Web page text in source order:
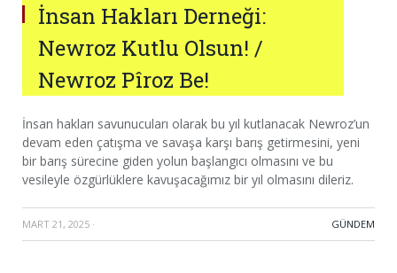
İnsan Hakları Derneği:
Newroz Kutlu Olsun! /
Newroz Pîroz Be!
İnsan hakları savunucuları olarak bu yıl kutlanacak Newroz’un
devam eden çatışma ve savaşa karşı barış getirmesini, yeni
bir barış sürecine giden yolun başlangıcı olmasını ve bu
vesileyle özgürlüklere kavuşacağımız bir yıl olmasını dileriz.
MART 21, 2025 · GÜNDEM